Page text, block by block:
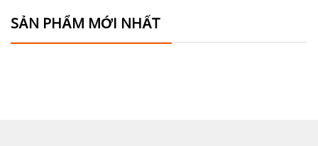
SẢN PHẨM MỚI NHẤT